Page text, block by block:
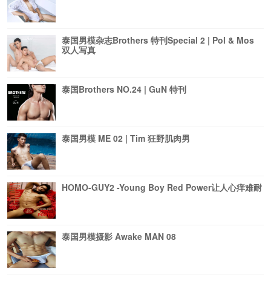
泰国男模杂志Brothers 特刊Special 2 | Pol & Mos
双人写真
泰国Brothers NO.24 | GuN 特刊
泰国男模 ME 02 | Tim 狂野肌肉男
HOMO-GUY2 -Young Boy Red Power让人心痒难耐
泰国男模摄影 Awake MAN 08